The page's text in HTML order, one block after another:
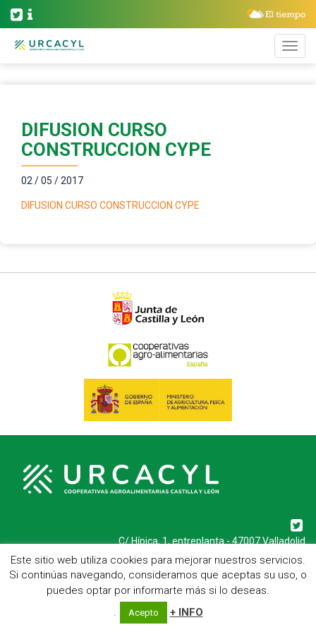
DIFUSION CURSO
CONSTRUCCION CYPE
02 / 05 / 2017
DIFUSION CURSO CONSTRUCCION CYPE
C/ Hípica, 1, entreplanta - 47007 Valladolid
Telf.: 983 23 95 15 - Fax: 983 22 23 56 -
Aviso Legal
Este sitio web utiliza cookies para mejorar nuestros servicios.
Si continúas navegando, consideramos que aceptas su uso, o
puedes optar por informarte más si lo deseas.
.
Acepto + INFO